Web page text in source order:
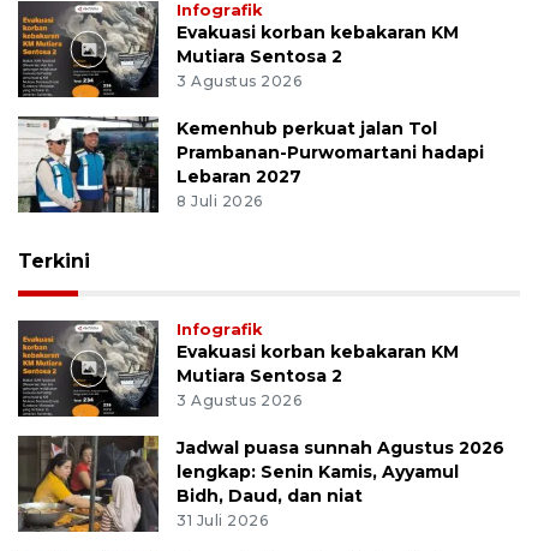
Infografik
Evakuasi korban kebakaran KM
Mutiara Sentosa 2
3 Agustus 2026
Kemenhub perkuat jalan Tol
Prambanan-Purwomartani hadapi
Lebaran 2027
8 Juli 2026
Terkini
Infografik
Evakuasi korban kebakaran KM
Mutiara Sentosa 2
3 Agustus 2026
Jadwal puasa sunnah Agustus 2026
lengkap: Senin Kamis, Ayyamul
Bidh, Daud, dan niat
31 Juli 2026